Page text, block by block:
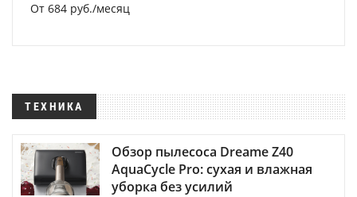
От 684 руб./месяц
ТЕХНИКА
Обзор пылесоса Dreame Z40
AquaCycle Pro: сухая и влажная
уборка без усилий